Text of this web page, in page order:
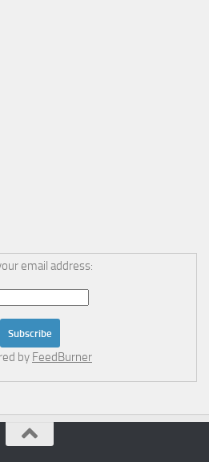
email address:
by FeedBurner